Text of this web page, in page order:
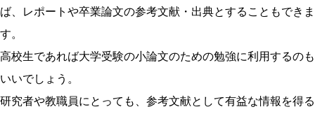
ば、レポートや卒業論文の参考文献・出典とすることもできま
す。
高校生であれば大学受験の小論文のための勉強に利用するのも
いいでしょう。
研究者や教職員にとっても、参考文献として有益な情報を得る